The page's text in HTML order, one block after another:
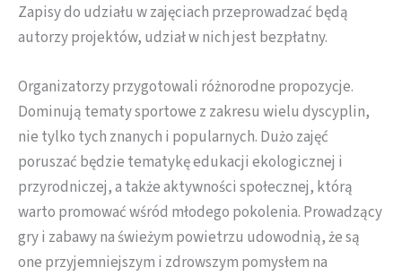
Zapisy do udziału w zajęciach przeprowadzać będą
autorzy projektów, udział w nich jest bezpłatny.
Organizatorzy przygotowali różnorodne propozycje.
Dominują tematy sportowe z zakresu wielu dyscyplin,
nie tylko tych znanych i popularnych. Dużo zajęć
poruszać będzie tematykę edukacji ekologicznej i
przyrodniczej, a także aktywności społecznej, którą
warto promować wśród młodego pokolenia. Prowadzący
gry i zabawy na świeżym powietrzu udowodnią, że są
one przyjemniejszym i zdrowszym pomysłem na